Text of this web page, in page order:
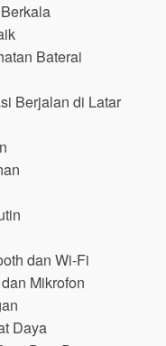
Baterai
Berjalan di Latar
dan Wi-Fi
Mikrofon
Daya